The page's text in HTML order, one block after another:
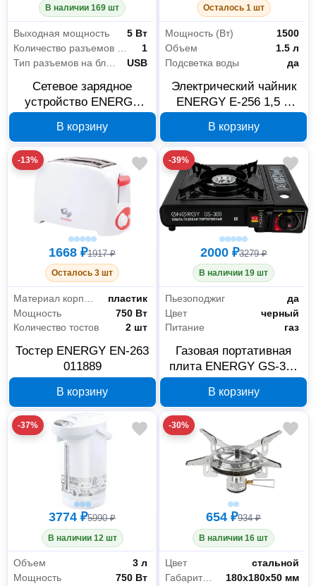
В наличии 169 шт
Выходная мощность
5 Вт
1
USB
Сетевое зарядное
устройство ENERGY
В корзину
Осталось 1 шт
Мощность (Вт)
1500
Объем
1.5 л
Подсветка воды
да
Электрический чайник
ENERGY E-256 1,5 л
В корзину
-13%
1668 ₽1917 ₽
Осталось 3 шт
пластик
Мощность
750 Вт
Количество тостов
2 шт
Тостер ENERGY EN-263
011889
В корзину
-39%
2000 ₽3279 ₽
В наличии 19 шт
Пьезоподжиг
да
Цвет
черный
Питание
газ
Газовая портативная
плита ENERGY GS-300
В корзину
-37%
3774 ₽5990 ₽
В наличии 12 шт
Объем
3 л
Мощность
750 Вт
-30%
654 ₽934 ₽
В наличии 16 шт
Цвет
стальной
Габариты без упаковки
180х180х50 мм